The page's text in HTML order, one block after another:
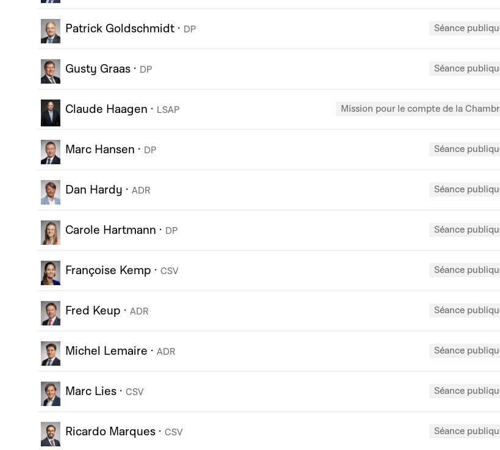
Patrick Goldschmidt · DP Séance
Gusty Graas · DP Séance
Claude Haagen · LSAP Mission pour le compte de la
Marc Hansen · DP Séance
Dan Hardy · ADR Séance
Carole Hartmann · DP Séance
Françoise Kemp · CSV Séance
Fred Keup · ADR Séance
Michel Lemaire · ADR Séance
Marc Lies · CSV Séance
Ricardo Marques · CSV Séance